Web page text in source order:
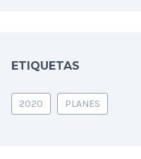
ETIQUETAS
2020 PLANES